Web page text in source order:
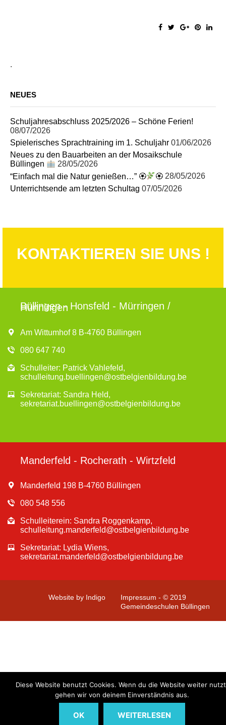
.
NEUES
Schuljahresabschluss 2025/2026 – Schöne Ferien!
08/07/2026
Spielerisches Sprachtraining im 1. Schuljahr 01/06/2026
Neues zu den Bauarbeiten an der Mosaikschule
Büllingen
28/05/2026
“Einfach mal die Natur genießen…” 🏵
🏵 28/05/2026
Unterrichtsende am letzten Schultag 07/05/2026
KONTAKTIEREN SIE UNS !
Büllingen - Honsfeld - Mürringen /
Hünningen
Am Wittumhof 8 B-4760 Büllingen
080 647 740
Schulleiter: Patrick Vahlefeld,
schulleitung.buellingen@ostbelgienbildung.be
Sekretariat: Sandra Held,
sekretariat.buellingen@ostbelgienbildung.be
Manderfeld - Rocherath - Wirtzfeld
Manderfeld 198 B-4760 Büllingen
080 548 556
Schulleiterein: Sandra Roggenkamp,
schulleitung.manderfeld@ostbelgienbildung.be
Sekretariat: Lydia Wiens,
sekretariat.manderfeld@ostbelgienbildung.be
Website by Indigo
Impressum - © 2019
Gemeindeschulen Büllingen
Diese Website benutzt Cookies. Wenn du die Website weiter
gehen wir von deinem Einverständnis aus.
OK WEITERLESEN